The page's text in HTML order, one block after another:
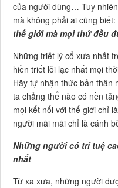
của người dùng… Tuy
mà không phải ai cũng biết:
thế giới mà mọi thứ đều
Những triết lý cổ xưa nhất
hiền triết lỗi lạc nhất mọi
Hãy tự nhận thức bản thân
ta chẳng thể nào có nền
mọi kết nối với thế giới chỉ
người mãi mãi chỉ là cánh
Những người có trí tuệ
nhất
Từ xa xưa, những người